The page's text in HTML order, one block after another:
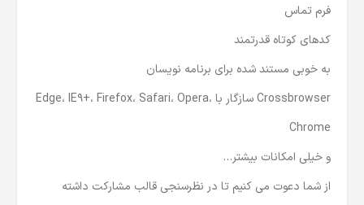
فرم تماس
کدهای کوتاه قدرتمند
به خوبی مستند شده برای برنامه نویسان
Crossbrowser سازگار با Edge، IE9+، Firefox، Safari، Opera،
Chrome
و خیلی امکانات بیشتر…
از شما دعوت می کنیم تا در نظرسنجی قالب مشارکت داشته